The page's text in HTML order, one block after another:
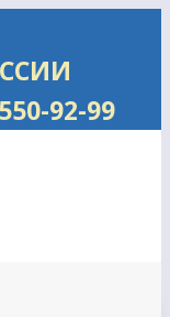
РОССИИ
92-99